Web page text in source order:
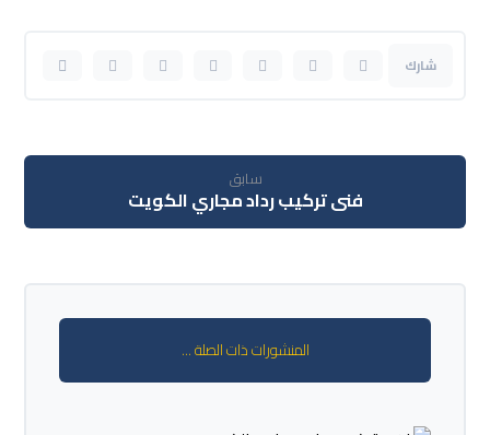
سابق
فنى تركيب رداد مجاري الكويت
المنشورات ذات الصلة ...